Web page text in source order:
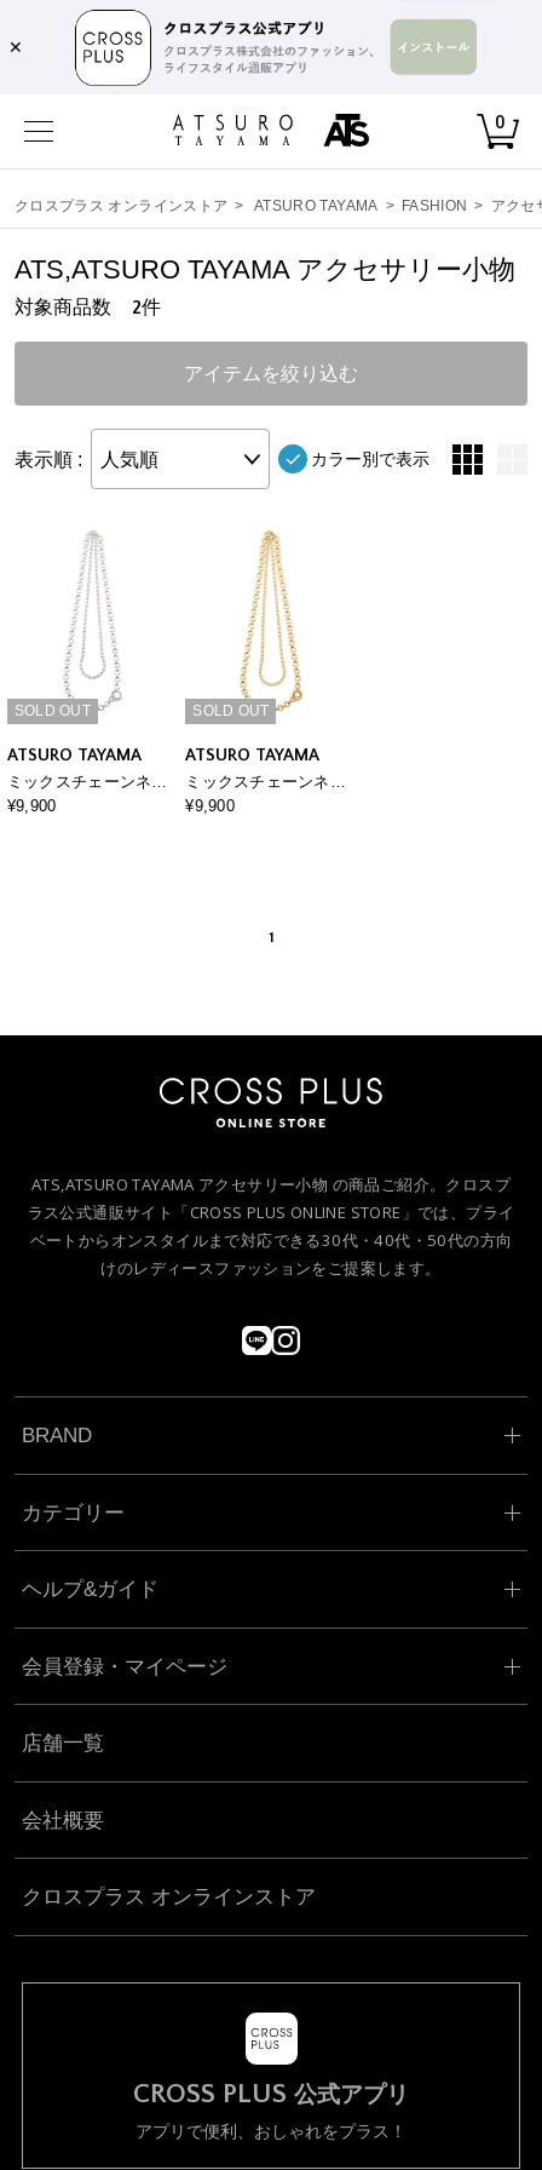
✕
0
クロスプラス オンラインストア > ATSURO TAYAMA > FASHION > アクセ
対象商品数 2件
ATS,ATSURO TAYAMA アクセサリー小物
アイテムを絞り込む
表示順 : 人気順 カラー別で表示
SOLD OUT
ATSURO TAYAMA
ミックスチェーンネッ
クレス
¥9,900
SOLD OUT
ATSURO TAYAMA
ミックスチェーンネッ
クレス
¥9,900
1
ATS,ATSURO TAYAMA アクセサリー小物 の商品ご紹介。クロスプ
ラス公式通販サイト「CROSS PLUS ONLINE STORE」では、プライ
ベートからオンスタイルまで対応できる30代・40代・50代の方向
けのレディースファッションをご提案します。
BRAND
カテゴリー
ヘルプ&ガイド
会員登録・マイページ
店舗一覧
会社概要
クロスプラス オンラインストア
CROSS PLUS 公式アプリ
アプリで便利、おしゃれをプラス！